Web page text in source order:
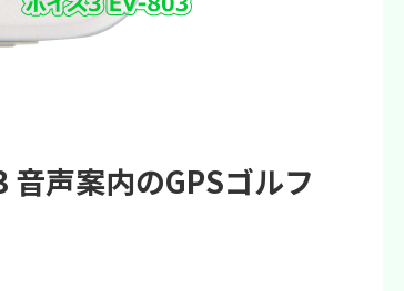
声案内のGPSゴルフ